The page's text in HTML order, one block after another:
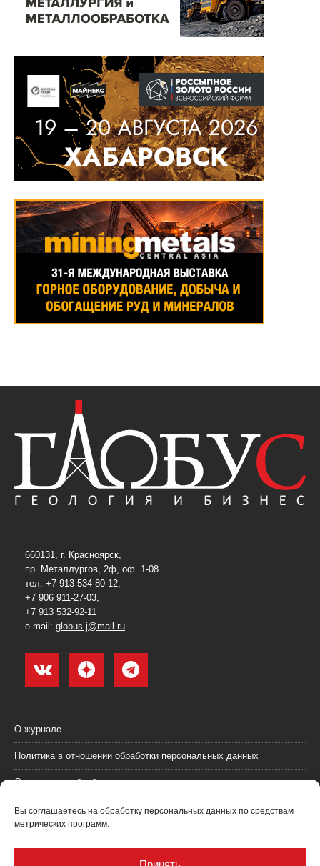
Вы соглашаетесь на обработку персональных данных по средствам
метрических программ.
660131, г. Красноярск,
пр. Металлургов, 2ф, оф. 1-08
тел. +7 913 534-80-12,
+7 906 911-27-03,
+7 913 532-92-11
e-mail: globus-j@mail.ru
О журнале
Политика в отношении обработки персональных данных
Согласие на обработку персональных данных
Пользовательское соглашение (оферта)